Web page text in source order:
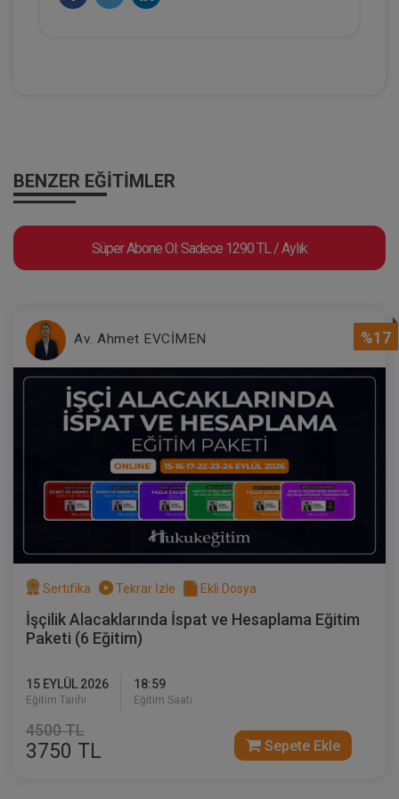
Tüketici Hukuku Enstitüsü
Boşanma Hukuku - II. Medeni Hukuk
Kongresi - I. Oturum Video Kaydı
360 TL Sepete Ekle
Tüketici Hukuku Enstitüsü
BENZER EĞITIMLER
Süper Abone Ol: Sadece 1290 TL / Aylık
%17
Av. Ahmet EVCİMEN
Sertifika Tekrar İzle Ekli Dosya
İşçilik Alacaklarında İspat ve Hesaplama Eğitim
Paketi (6 Eğitim)
15 EYLÜL 2026
Eğitim Tarihi
18:59
Eğitim Saati
4500 TL
3750 TL Sepete Ekle